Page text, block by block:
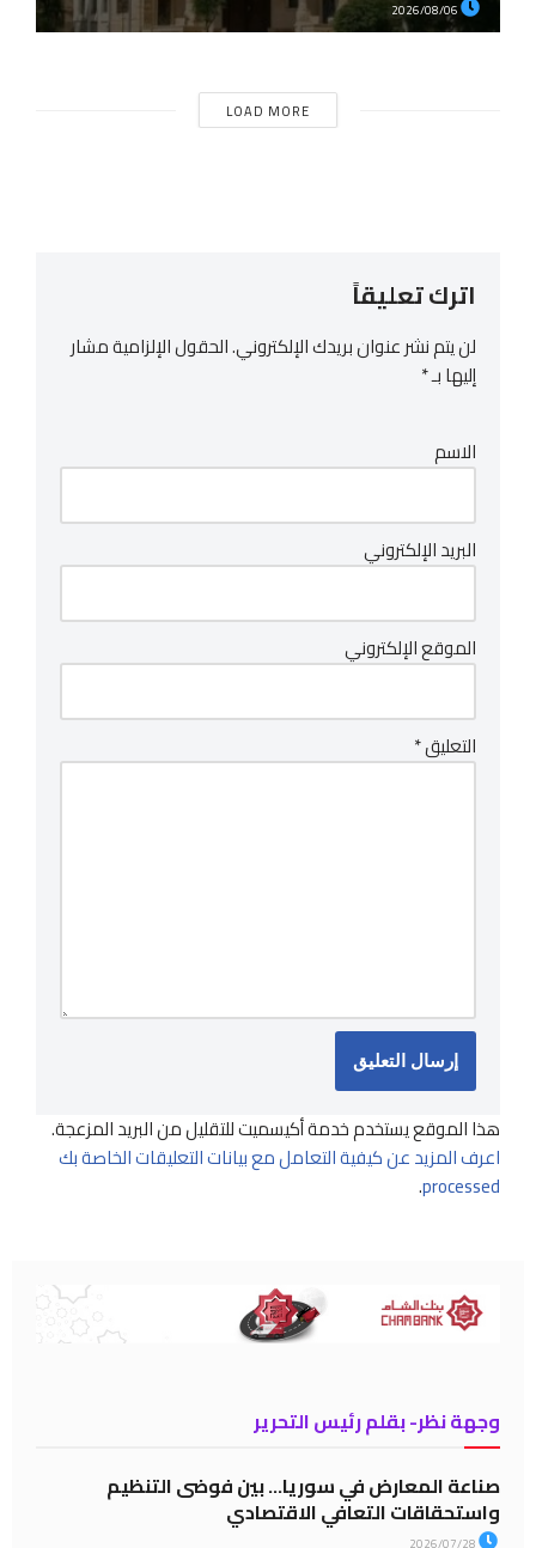
LOAD MORE
اترك تعليقاً
لن يتم نشر عنوان بريدك الإلكتروني.الحقول الإلزامية مشار
إليها بـ*
الاسم
البريد الإلكتروني
الموقع الإلكتروني
التعليق*
هذا الموقع يستخدم خدمة أكيسميت للتقليل من البريد المزعجة.
اعرف المزيد عن كيفية التعامل مع بيانات التعليقات الخاصة بك
processed
.
وجهة نظر- بقلم رئيس التحرير
صناعة المعارض في سوريا… بين فوضى التنظيم
واستحقاقات التعافي الاقتصادي